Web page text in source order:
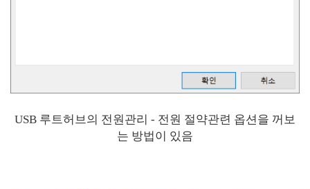
USB 루트허브의 전원관리 - 전원 절약관련 옵션을 꺼보
는 방법이 있음